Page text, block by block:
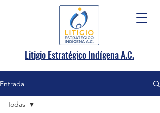
Litigio Estratégico Indígena A.C.
Entrada
Todas